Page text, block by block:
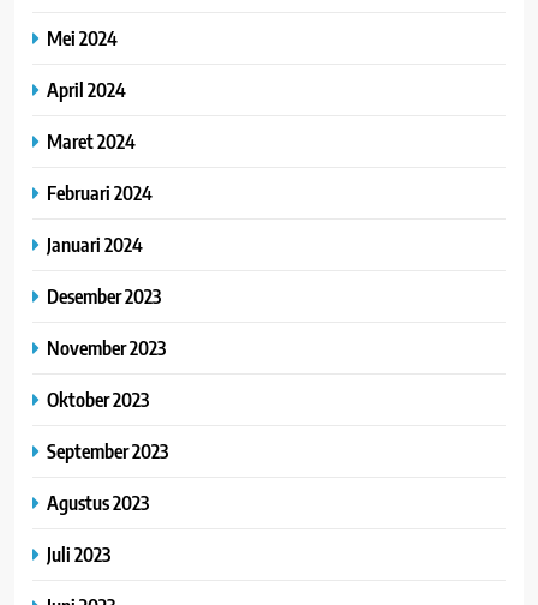
Mei 2024
April 2024
Maret 2024
Februari 2024
Januari 2024
Desember 2023
November 2023
Oktober 2023
September 2023
Agustus 2023
Juli 2023